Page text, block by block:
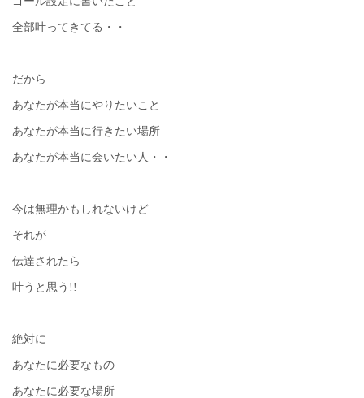
全部叶ってきてる・・
だから
あなたが本当にやりたいこと
あなたが本当に行きたい場所
あなたが本当に会いたい人・・
今は無理かもしれないけど
それが
伝達されたら
叶うと思う!!
絶対に
あなたに必要なもの
あなたに必要な場所